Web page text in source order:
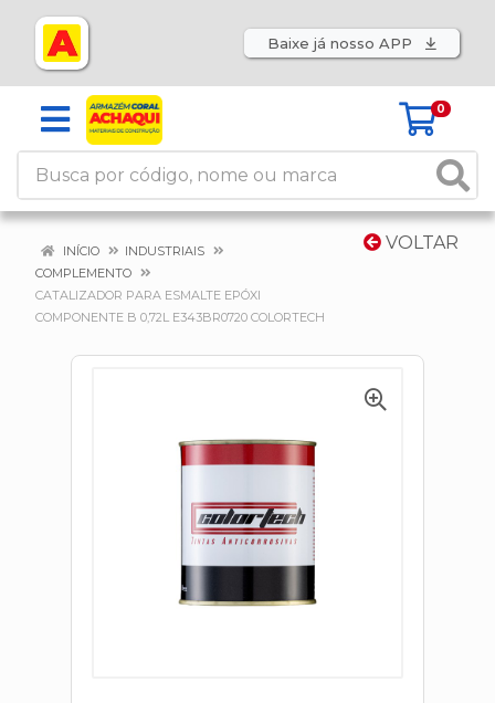
Baixe já nosso APP
0
VOLTAR
INÍCIO
INDUSTRIAIS
COMPLEMENTO
CATALIZADOR PARA ESMALTE EPÓXI
COMPONENTE B 0,72L E343BR0720 COLORTECH